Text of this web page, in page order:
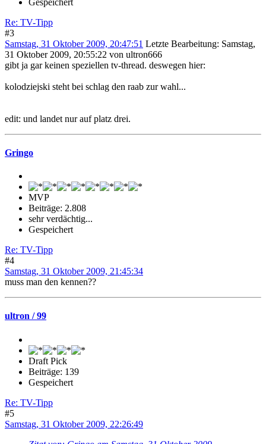
Re: TV-Tipp
#3
Samstag, 31 Oktober 2009, 20:47:51 Letzte Bearbeitung: Samstag,
31 Oktober 2009, 20:55:22 von ultron666
gibt ja gar keinen speziellen tv-thread. deswegen hier:
kolodziejski steht bei schlag den raab zur wahl...
edit: und landet nur auf platz drei.
Gringo
MVP
Beiträge: 2.808
sehr verdächtig...
Gespeichert
Re: TV-Tipp
#4
Samstag, 31 Oktober 2009, 21:45:34
muss man den kennen??
ultron / 99
Draft Pick
Beiträge: 139
Gespeichert
Re: TV-Tipp
#5
Samstag, 31 Oktober 2009, 22:26:49